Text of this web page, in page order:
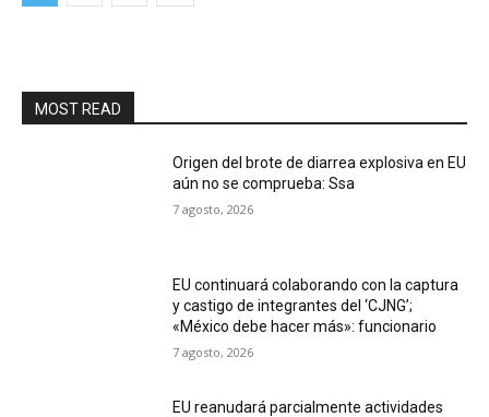
MOST READ
Origen del brote de diarrea explosiva en EU
aún no se comprueba: Ssa
7 agosto, 2026
EU continuará colaborando con la captura
y castigo de integrantes del ‘CJNG’;
«México debe hacer más»: funcionario
7 agosto, 2026
EU reanudará parcialmente actividades